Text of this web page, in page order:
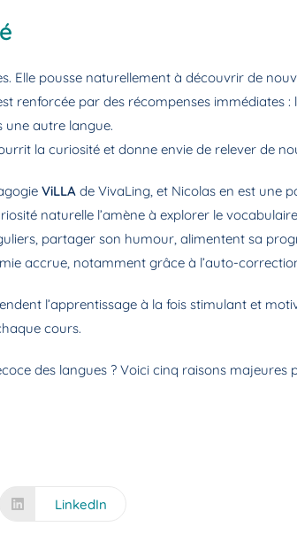
Elle pousse naturellement à découvrir de
renforcée par des récompenses immédiates :
une autre langue.
la curiosité et donne envie de relever de
ViLLA de VivaLing, et Nicolas en est une
naturelle l’amène à explorer le
partager son humour, alimentent sa
accrue, notamment grâce à l’auto-
l’apprentissage à la fois stimulant et
cours.
des langues ? Voici cinq raisons majeures
LinkedIn